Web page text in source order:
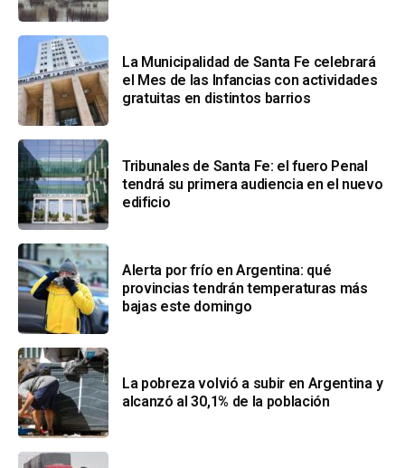
La Municipalidad de Santa Fe celebrará
el Mes de las Infancias con actividades
gratuitas en distintos barrios
Tribunales de Santa Fe: el fuero Penal
tendrá su primera audiencia en el nuevo
edificio
Alerta por frío en Argentina: qué
provincias tendrán temperaturas más
bajas este domingo
La pobreza volvió a subir en Argentina y
alcanzó al 30,1% de la población